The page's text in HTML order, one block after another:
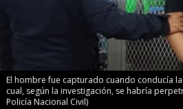
El hombre fue capturado cuando conducía
cual, según la investigación, se habría
Policía Nacional Civil)